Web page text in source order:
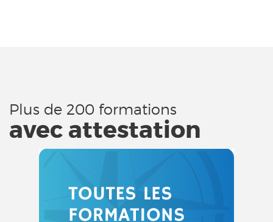
Plus de 200 formations
avec attestation